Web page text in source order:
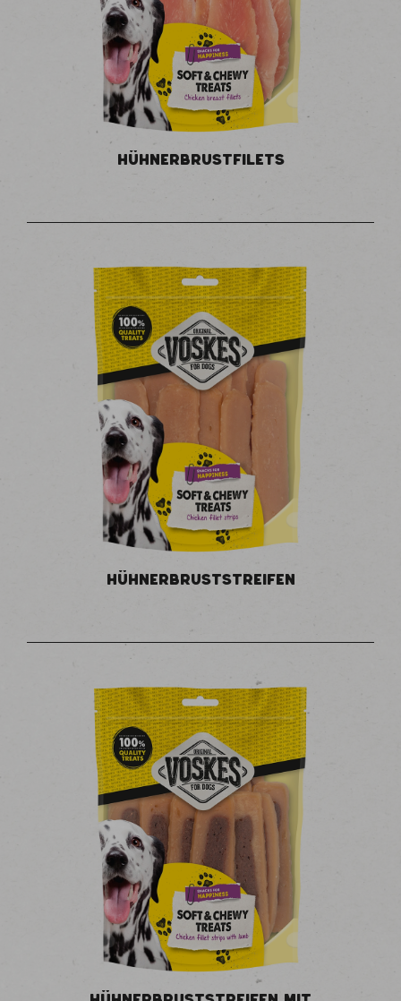
HÜHNERBRUSTFILETS
HÜHNERBRUSTSTREIFEN